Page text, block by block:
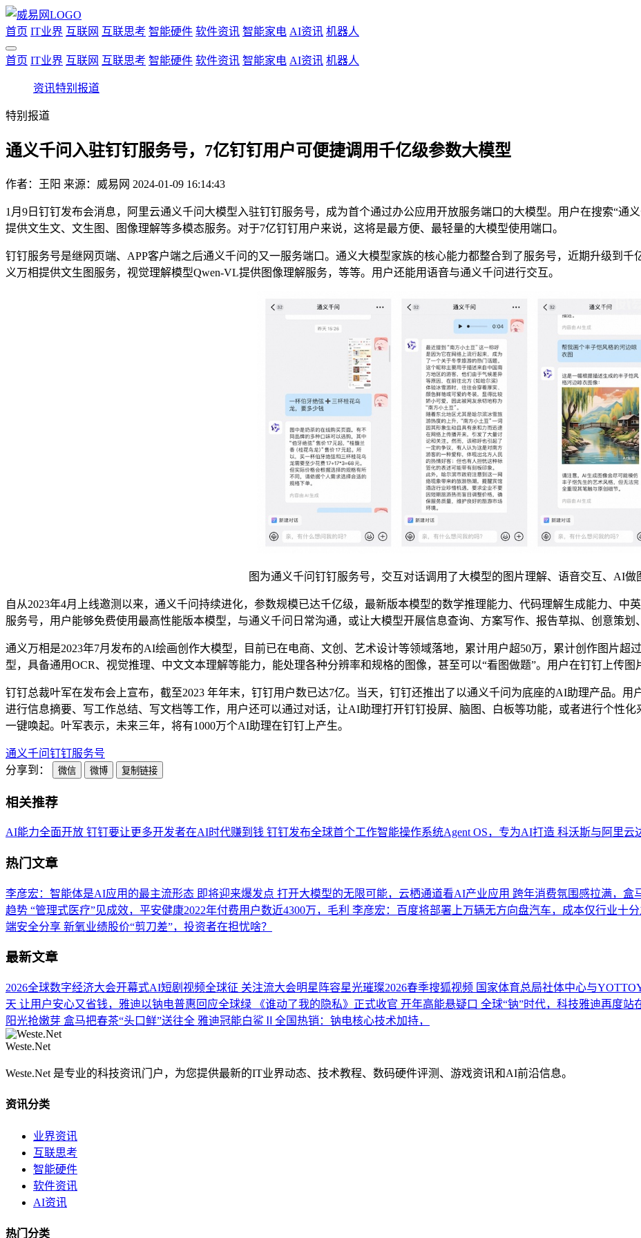
首页 IT业界 互联网 互联思考 智能硬件 软件资讯 智能家电 AI资讯 机器人
首页 IT业界 互联网 互联思考 智能硬件 软件资讯 智能家电 AI资讯 机器人
资讯特别报道
特别报道
通义千问入驻钉钉服务号，7亿钉钉用户可便捷调用千亿级参数大模型
作者： 王阳 来源：威易网 2024-01-09 16:14:43
1月9日钉钉发布会消息，阿里云通义千问大模型入驻钉钉服务号，成为首个通过办公应用开放服务端口的大模型。用户在搜索“通
提供文生文、文生图、图像理解等多模态服务。对于7亿钉钉用户来说，这将是最方便、最轻量的大模型使用端口。
钉钉服务号是继网页端、APP客户端之后通义千问的又一服务端口。通义大模型家族的核心能力都整合到了服务号，近期升级到
义万相提供文生图服务，视觉理解模型Qwen-VL提供图像理解服务，等等。用户还能用语音与通义千问进行交互。
图为通义千问钉钉服务号，交互对话调用了大模型的图片理解、语音交互、AI做
自从2023年4月上线邀测以来，通义千问持续进化，参数规模已达千亿级，最新版本模型的数学推理能力、代码理解生成能力、中
服务号，用户能够免费使用最高性能版本模型，与通义千问日常沟通，或让大模型开展信息查询、方案写作、报告草拟、创意策划
通义万相是2023年7月发布的AI绘画创作大模型，目前已在电商、文创、艺术设计等领域落地，累计用户超50万，累计创作图片超
型，具备通用OCR、视觉推理、中文文本理解等能力，能处理各种分辨率和规格的图像，甚至可以“看图做题”。用户在钉钉上传图
钉钉总裁叶军在发布会上宣布，截至2023 年年末，钉钉用户数已达7亿。当天，钉钉还推出了以通义千问为底座的AI助理产品。
进行信息摘要、写工作总结、写文档等工作，用户还可以通过对话，让AI助理打开钉钉投屏、脑图、白板等功能，或者进行个性
一键唤起。叶军表示，未来三年，将有1000万个AI助理在钉钉上产生。
通义千问钉钉服务号
分享到：
微信 微博 复制链接
相关推荐
AI能力全面开放 钉钉要让更多开发者在AI时代赚到钱 钉钉发布全球首个工作智能操作系统Agent OS，专为AI打造 科沃斯与阿里云
热门文章
李彦宏：智能体是AI应用的最主流形态 即将迎来爆发点 打开大模型的无限可能，云栖通道看AI产业应用 跨年消费氛围感拉满，盒
趋势 “管理式医疗”见成效，平安健康2022年付费用户数近4300万，毛利 李彦宏：百度将部署上万辆无方向盘汽车，成本仅行业十
端安全分享 新氧业绩股价“剪刀差”，投资者在担忧啥？
最新文章
2026全球数字经济大会开幕式AI短剧视频全球征 关注流大会明星阵容星光璀璨2026春季搜狐视频 国家体育总局社体中心与
天 让用户安心又省钱，雅迪以钠电普惠回应全球绿 《谁动了我的隐私》正式收官 开年高能悬疑口 全球“钠”时代，科技雅迪再度站
阳光抢嫩芽 盒马把春茶“头口鲜”送往全 雅迪冠能白鲨Ⅱ全国热销：钠电核心技术加持，
Weste.Net
Weste.Net 是专业的科技资讯门户，为您提供最新的IT业界动态、技术教程、数码硬件评测、游戏资讯和AI前沿信息。
资讯分类
业界资讯
互联思考
智能硬件
软件资讯
AI资讯
热门分类